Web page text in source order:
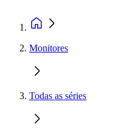
Monitores
Todas as séries